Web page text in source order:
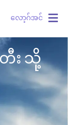
လော့ဂ်အင်
တီး သို့